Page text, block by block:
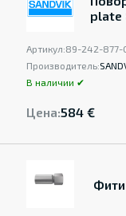
plate
Артикул:89-242-877-
Производитель:
В наличии ✔
Цена:584 €